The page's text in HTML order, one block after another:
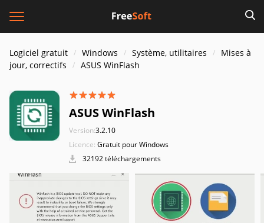
Logiciel gratuit Windows Système, utilitaires
Mises à
jour, correctifs
ASUS WinFlash
ASUS WinFlash
Version:3.2.10
Licence: Gratuit pour Windows
32192 téléchargements